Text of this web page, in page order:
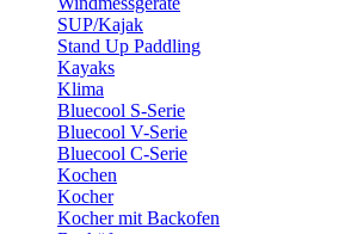
SUP/Kajak
Stand Up Paddling
Kayaks
Klima
Bluecool S-Serie
Bluecool V-Serie
Bluecool C-Serie
Kochen
Kocher
Kocher mit Backofen